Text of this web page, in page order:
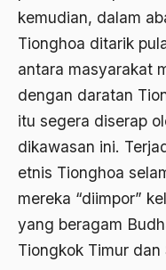
kemudian, dalam
Tionghoa ditarik
antara masyarakat
dengan daratan
itu segera diserap
dikawasan ini.
etnis Tionghoa
mereka “diimpor”
yang beragam
Tiongkok Timur dan
2000
1998
1997
1995
1994
1993
Abu Hanifah
abu jihad
Abu Sangkan
Abu Zayd
Aceh
Ad-daulah
Adagium